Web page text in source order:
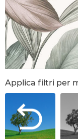
Applica filtri per